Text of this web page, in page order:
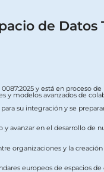
de Datos
y está en proceso
y modelos avanzados de
su integración y se
en el desarrollo de
organizaciones y la
europeos de espacios de